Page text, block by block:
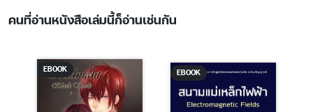
คนที่อ่านหนังสือเล่มนี้ก็อ่านเช่นกัน
EBOOK EBOOK